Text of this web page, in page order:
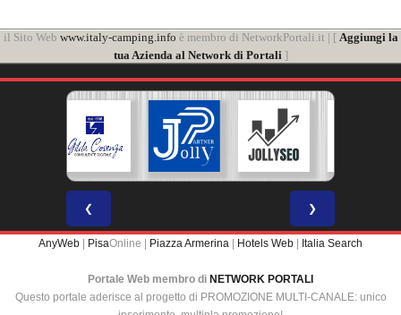
il Sito Web www.italy-camping.info è membro di NetworkPortali.it | [ Aggiungi la
tua Azienda al Network di Portali ]
❮ ❯
AnyWeb | PisaOnline | Piazza Armerina | Hotels Web | Italia Search
Portale Web membro di NETWORK PORTALI
Questo portale aderisce al progetto di PROMOZIONE MULTI-CANALE: unico